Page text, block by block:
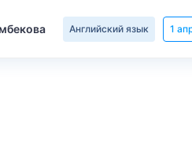
Английский язык 1